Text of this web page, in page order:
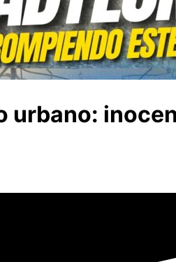
urbano: